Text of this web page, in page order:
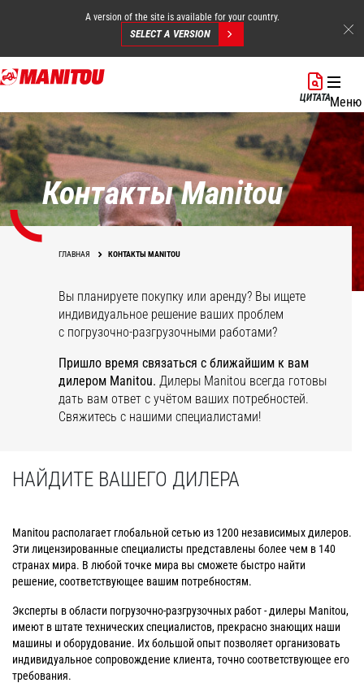
Перейти
к
содержанию
A version of the site is available for your country.
SELECT A VERSION
ЦИТАТАМеню
Контакты Manitou
ГЛАВНАЯ КОНТАКТЫ MANITOU
Вы планируете покупку или аренду? Вы ищете
индивидуальное решение ваших проблем
с погрузочно-разгрузочными работами?
Пришло время связаться с ближайшим к вам
дилером Manitou. Дилеры Manitou всегда готовы
дать вам ответ с учётом ваших потребностей.
Свяжитесь с нашими специалистами!
НАЙДИТЕ ВАШЕГО ДИЛЕРА
Manitou располагает глобальной сетью из 1200 независимых дилеров.
Эти лицензированные специалисты представлены более чем в 140
странах мира. В любой точке мира вы сможете быстро найти
решение, соответствующее вашим потребностям.
Эксперты в области погрузочно-разгрузочных работ - дилеры Manitou,
имеют в штате технических специалистов, прекрасно знающих наши
машины и оборудование. Их большой опыт позволяет организовать
индивидуальное сопровождение клиента, точно соответствующее его
требования.